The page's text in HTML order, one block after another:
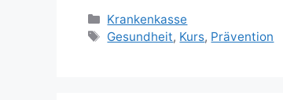
Kategorien
Krankenkasse
Schlagwörter
Gesundheit, Kurs, Prävention